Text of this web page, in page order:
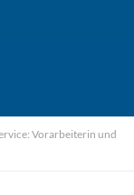
Vorarbeiterin und